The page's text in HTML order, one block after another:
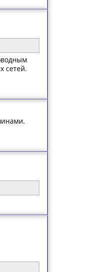
сетей.